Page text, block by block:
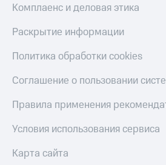
Комплаенс и деловая этика
Раскрытие информации
Политика обработки cookies
Соглашение о пользовании
Правила применения
Условия использования сервиса
Карта сайта